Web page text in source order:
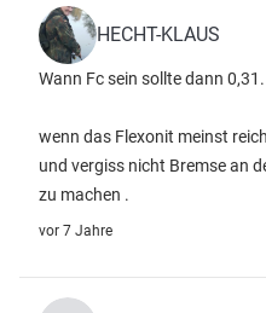
HECHT-KLAUS
Wann Fc sein sollte dann 0,31.
wenn das Flexonit meinst
und vergiss nicht Bremse an
zu machen .
vor 7 Jahre